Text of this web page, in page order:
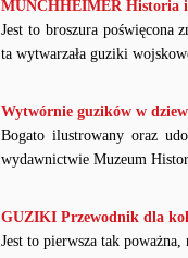
MÜNCHHEIMER Historia i
Jest to broszura
ta wytwarzała guziki
Wytwórnie guzików w
Bogato ilustrowany oraz
wydawnictwie Muzeum
GUZIKI Przewodnik dla
Jest to pierwsza tak